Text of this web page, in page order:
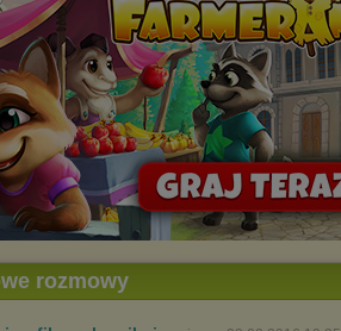
rozmowy